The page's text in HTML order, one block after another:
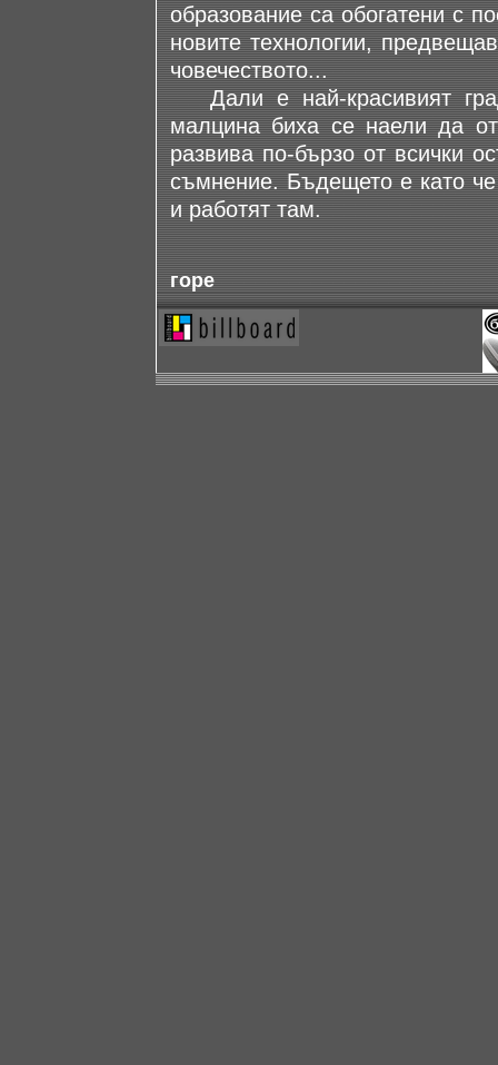
образование са обогатени с
новите технологии,
човечеството...
Дали е най-красивият
малцина биха се наели да
развива по-бързо от всички
съмнение. Бъдещето е като
и работят там.
горе